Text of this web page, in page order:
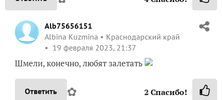
Alb75656151
Albina Kuzmina
Краснодарский край
19 февраля 2023, 21:37
Шмели, конечно, любят залетать
Ответить ✿ 2 Спасибо!